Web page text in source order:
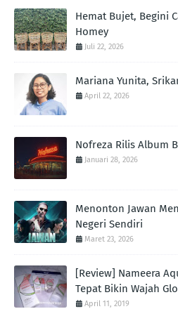
Hemat Bujet, Begini
Homey
Juli 22, 2026
Mariana Yunita,
April 22, 2026
Nofreza Rilis Album
Januari 28, 2026
Menonton Jawan
Negeri Sendiri
Maret 23, 2026
[Review] Nameera
Tepat Bikin Wajah
April 11, 2019